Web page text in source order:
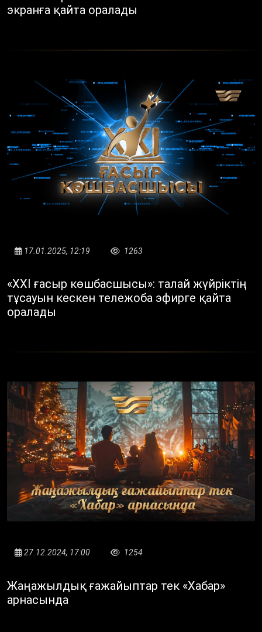
экранға қайта оралады
17.01.2025, 12:19 1263
«XХІ ғасыр көшбасшысы»: талай жүйріктің
тұсауын кескен тележоба эфирге қайта
оралады
27.12.2024, 17:00 1254
Жаңажылдық ғажайыптар тек «Хабар»
арнасында